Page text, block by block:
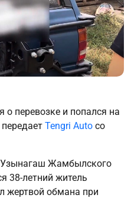
перевозке и попался на
Tengri Auto со
Узынагаш Жамбылского
38-летний житель
жертвой обмана при